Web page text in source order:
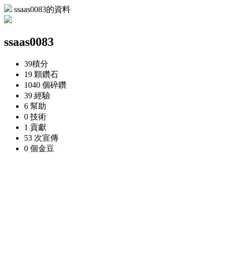
ssaas0083的資料
ssaas0083
39積分
19 顆鑽石
1040 個碎鑽
39 經驗
6 幫助
0 技術
1 貢獻
53 次宣傳
0 個金豆